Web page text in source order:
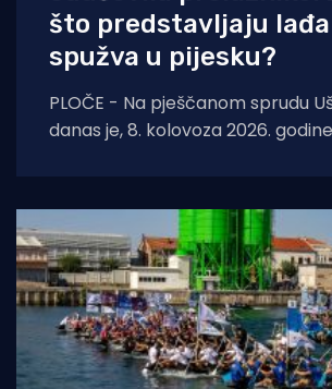
što predstavljaju
spužva u pijesku?
PLOČE - Na pješčanom sprudu
danas je, 8. kolovoza 2026.